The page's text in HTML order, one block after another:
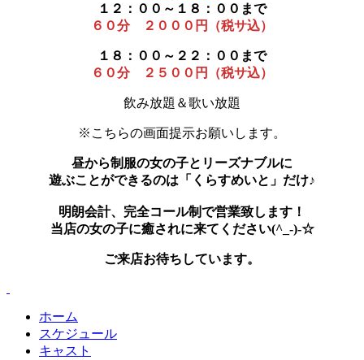
１２：００～１８：００まで
６０分 ２０００円（税サ込）
１８：００～２２：００まで
６０分 ２５００円（税サ込）
飲み放題＆歌い放題
※こちらの画面提示お願いします。
昼から制服の女の子とリーズナブルに
遊ぶことができるのは「くらすめいと」だけ♪
明朗会計、完全コール制で営業致します！
当店の女の子に癒されに来てください(^_-)-☆
ご来店お待ちしています。
ホーム
スケジュール
キャスト